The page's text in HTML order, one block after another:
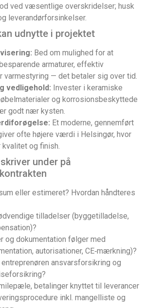
ved væsentlige overskridelser; husk
leverandørforsinkelser.
udnytte i projektet
Bed om mulighed for at
armaturer, effektiv
varmestyring — det betaler sig over tid.
vedligehold: Invester i keramiske
og korrosionsbeskyttede
godt nær kysten.
Et moderne, gennemført
ofte højere værdi i Helsingør, hvor
og finish.
under på
eller estimeret? Hvordan håndteres
tilladelser (byggetilladelse,
og dokumentation følger med
autorisationer, CE‑mærkning)?
entreprenøren ansvarsforsikring og
betalinger knyttet til leverancer
inkl. mangelliste og